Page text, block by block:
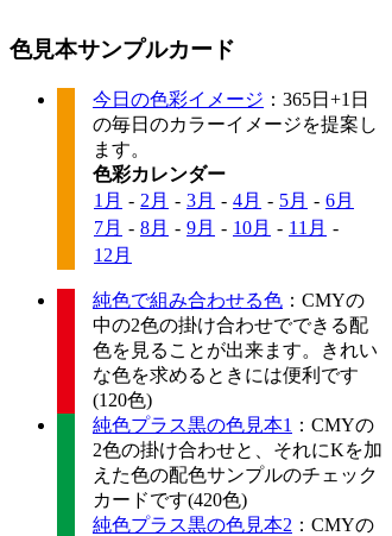
色見本サンプルカード
今日の色彩イメージ ：365日+1日
の毎日のカラーイメージを提案し
ます。
色彩カレンダー
1月 - 2月 - 3月 - 4月 - 5月 - 6月
7月 - 8月 - 9月 - 10月 - 11月 -
12月
純色で組み合わせる色 ：CMYの
中の2色の掛け合わせでできる配
色を見ることが出来ます。きれい
な色を求めるときには便利です
(120色)
純色プラス黒の色見本1 ：CMYの
2色の掛け合わせと、それにKを加
えた色の配色サンプルのチェック
カードです(420色)
純色プラス黒の色見本2 ：CMYの